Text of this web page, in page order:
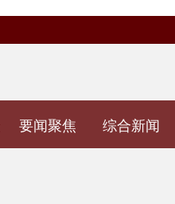
要闻聚焦 综合新闻